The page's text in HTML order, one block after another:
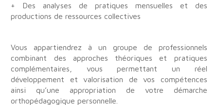
+ Des analyses de pratiques mensuelles et des
productions de ressources collectives
Vous appartiendrez à un groupe de professionnels
combinant des approches théoriques et pratiques
complémentaires, vous permettant un réel
développement et valorisation de vos compétences
ainsi qu’une appropriation de votre démarche
orthopédagogique personnelle.